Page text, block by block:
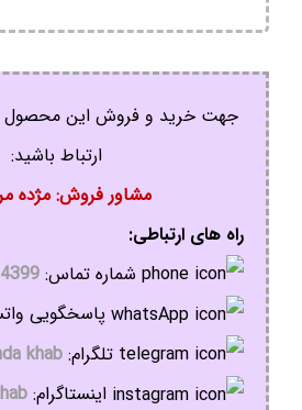
جهت خرید و فروش این محصول
ارتباط باشید:
مشاور فروش: مژده
راه های ارتباطی:
شماره تماس:
پاسخگویی
تلگرام:khab@
اینستاگرام: